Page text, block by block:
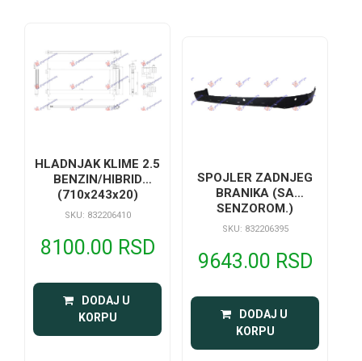
HLADNJAK KLIME 2.5
BENZIN/HIBRID
(710x243x20)
SKU: 832206410
8100.00 RSD
DODAJ U
KORPU
SPOJLER ZADNJEG
BRANIKA (SA
SENZOROM.)
SKU: 832206395
9643.00 RSD
DODAJ U
KORPU